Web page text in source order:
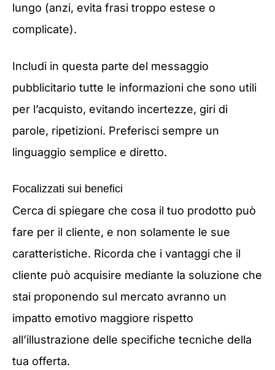
lungo (anzi, evita frasi troppo estese o
complicate).
Includi in questa parte del messaggio
pubblicitario tutte le informazioni che sono utili
per l’acquisto, evitando incertezze, giri di
parole, ripetizioni. Preferisci sempre un
linguaggio semplice e diretto.
Focalizzati sui benefici
Cerca di spiegare che cosa il tuo prodotto può
fare per il cliente, e non solamente le sue
caratteristiche. Ricorda che i vantaggi che il
cliente può acquisire mediante la soluzione che
stai proponendo sul mercato avranno un
impatto emotivo maggiore rispetto
all’illustrazione delle specifiche tecniche della
tua offerta.